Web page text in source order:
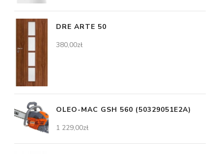
DRE ARTE 50
380,00zł
OLEO-MAC GSH 560 (50329051E2A)
1 229,00zł